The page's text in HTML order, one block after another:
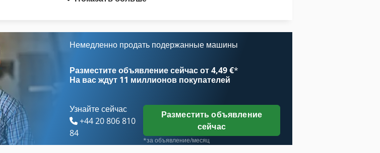
Токарные Станки По Дереву
Немедленно продать подержанные машины
Разместите объявление сейчас от 4,49 €*
На вас ждут 11 миллионов покупателей
Узнайте сейчас
+44 20 806 810
84
Разместить объявление
сейчас
*за объявление/месяц